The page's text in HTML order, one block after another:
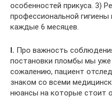
особенностей прикуса. 3)
профессиональной
каждые 6 месяцев.
I. Про важность
постановки пломбы мы уже
сожалению, пациент
знаком со всеми
нюансы на которые стоит